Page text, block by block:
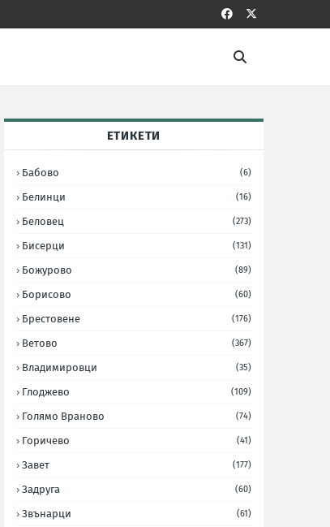
ЕТИКЕТИ
Бабово (6)
Белинци (16)
Беловец (273)
Бисерци (131)
Божурово (89)
Борисово (60)
Брестовене (176)
Ветово (367)
Владимировци (35)
Глоджево (109)
Голямо Враново (74)
Горичево (41)
Завет (177)
Задруга (60)
Звънарци (61)